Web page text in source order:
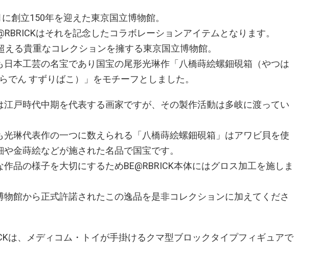
創立150年を迎えた東京国立博物館。
はそれを記念したコラボレーションアイテムとなります。
える貴重なコレクションを擁する東京国立博物館。
日本工芸の名宝であり国宝の尾形光琳作「八橋蒔絵螺鈿硯箱（やつは
でん すずりばこ）」をモチーフとしました。
江戸時代中期を代表する画家ですが、その製作活動は多岐に渡ってい
光琳代表作の一つに数えられる「八橋蒔絵螺鈿硯箱」はアワビ貝を使
や金蒔絵などが施された名品で国宝です。
作品の様子を大切にするためBE@RBRICK本体にはグロス加工を施しま
物館から正式許諾されたこの逸品を是非コレクションに加えてくださ
は、メディコム・トイが⼿掛けるクマ型ブロックタイプフィギュアで